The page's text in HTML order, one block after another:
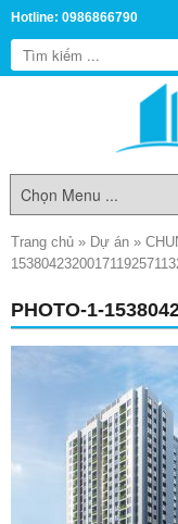
Hotline: 0986866790
Trang chủ » Dự án »
PHOTO-1-